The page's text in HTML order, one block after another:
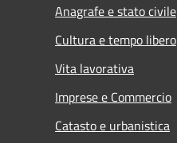
Anagrafe e stato civile
Cultura e tempo libero
Vita lavorativa
Imprese e Commercio
Catasto e urbanistica